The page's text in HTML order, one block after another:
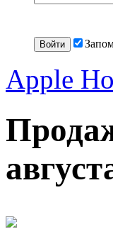
Apple